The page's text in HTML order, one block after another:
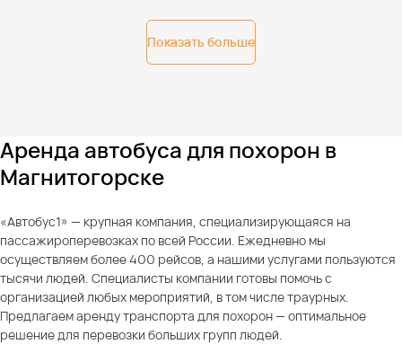
Показать больше
Аренда автобуса для похорон в
Магнитогорске
«Автобус1» — крупная компания, специализирующаяся на
пассажироперевозках по всей России. Ежедневно мы
осуществляем более 400 рейсов, а нашими услугами пользуются
тысячи людей. Специалисты компании готовы помочь с
организацией любых мероприятий, в том числе траурных.
Предлагаем аренду транспорта для похорон — оптимальное
решение для перевозки больших групп людей.